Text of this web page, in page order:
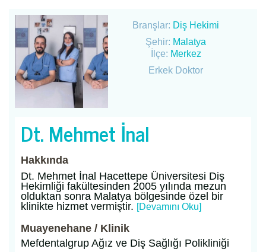
Branşlar: Diş Hekimi
Şehir: Malatya
İlçe: Merkez
Erkek Doktor
Dt. Mehmet İnal
Hakkında
Dt. Mehmet İnal Hacettepe Üniversitesi Diş
Hekimliği fakültesinden 2005 yılında mezun
olduktan sonra Malatya bölgesinde özel bir
klinikte hizmet vermiştir. [Devamını Oku]
Muayenehane / Klinik
Mefdentalgrup Ağız ve Diş Sağlığı Polikliniği